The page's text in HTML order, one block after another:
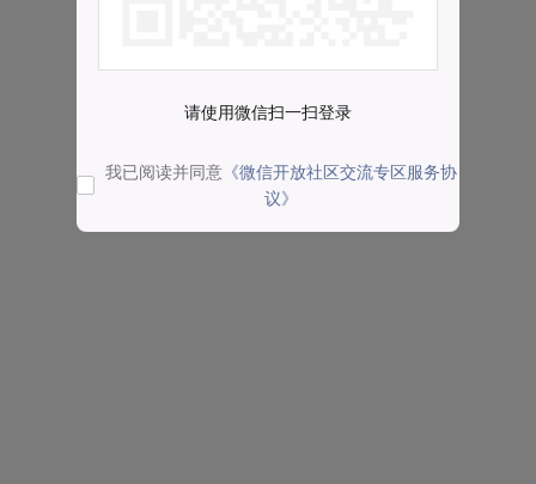
请使用微信扫一扫登录
我已阅读并同意 《微信开放社区交流专区服务协
议》